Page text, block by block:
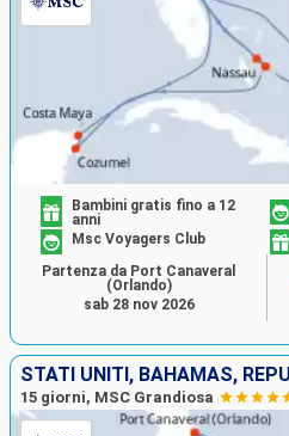
Bambini gratis fino a 12
anni
Msc Voyagers Club
Partenza da Port Canaveral
(Orlando)
sab 28 nov 2026
15 giorni, MSC Grandiosa